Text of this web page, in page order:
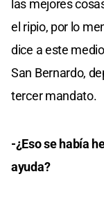
las mejores
el ripio, por lo
dice a este
San Bernardo,
tercer mandato.
-¿Eso se había
ayuda?